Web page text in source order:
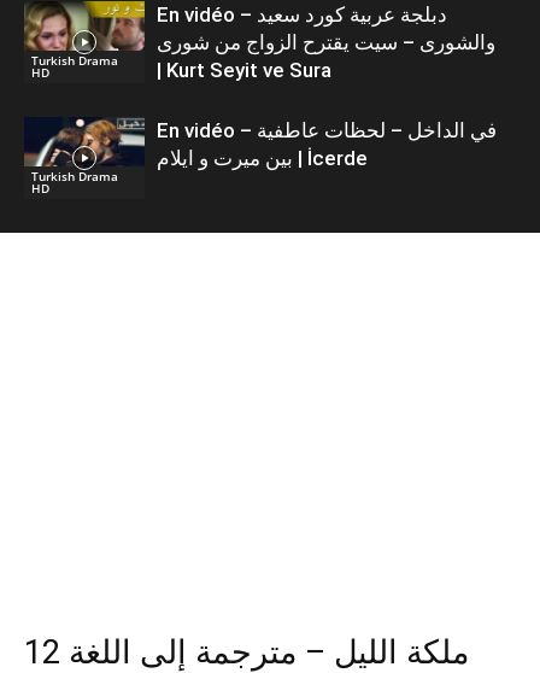
Turkish Drama
HD
En vidéo – دبلجة عربية كورد سعيد
والشورى – سيت يقترح الزواج من شورى
| Kurt Seyit ve Sura
Turkish Drama
HD
En vidéo – في الداخل – لحظات عاطفية
بين ميرت و ايلام | İcerde
12 ملكة الليل – مترجمة إلى اللغة